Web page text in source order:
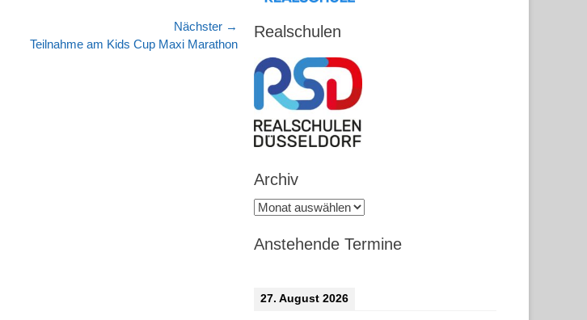
Nächster →
Teilnahme am Kids Cup Maxi Marathon
Realschulen
Archiv
Archiv
Anstehende Termine
27. August 2026